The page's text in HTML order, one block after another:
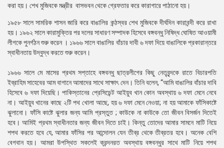
করা হয়। শেখ মুজিবকে মন্ত্রীর বাসভবন থেকে গ্রেফতার করে কারাগারে পাঠানো হয়।
১৯৫৮ সালে সামরিক শাসন জারি করে বাঙালির কন্ঠস্বর শেখ মুজিবকে দীর্ঘদিন কারাবন্দী করে রাখা
হয়। ১৯৬২ সালে কারামুক্তির পর দলের সাধারণ সম্পাদক হিসেবে বঙ্গবন্ধু নিষিদ্ধ ঘোষিত আওয়ামী
লীগকে পুনর্গঠন শুরু করেন । ১৯৬৬ সালে বাঙালির বাঁচার দাবী ৬ দফা দিয়ে বাঙালিকে প্রকারান্তরে
স্বাধীনতায় উদ্বুদ্ধ করতে শুরু করেন।
১৯৬৬ সালে মে মাসের প্রথম সপ্তাহে বঙ্গবন্ধু ছাত্রলীগের কিছু নেতৃবৃন্দকে রাতে বিচারপতি
ইব্রাহিম সাহেবের আম বাগানে আমাদের সাথে সাক্ষাৎ দেন। তিনি বলেন, “আমি বাঙালির বাঁচার দাবি
হিসেবে ৬ দফা দিয়েছি। পাকিস্তানের প্রেসিডেন্ট আইয়ুব খান কোন অবস্থায় ৬ দফা মেনে নেবে
না। আইয়ুব খানের কাছে ২টি পথ খোলা আছে, হয় ৬ দফা মেনে নেওয়া; না হয় আমাকে ফাঁসিকাষ্টে
ঝুলানো। ফাঁসি কাষ্টে ঝুলার জন্য আমি প্রস্তুত ; কাউকে না কাউকে তো জীবন বিসর্জন দিতেই
হবে। আমিই প্রথম স্বাধীনতার জন্য জীবন দিতে চাই। কিন্তু তোদের আমার সামনে মাটি নিয়ে
শপথ করতে হবে যে, আমার ফাঁসির পর আন্দোলন যেন তীব্র থেকে তীব্রতর হবে। অনেক বেশি
বেগবান হয়। আমরা উপস্থিত সকলেই ক্রন্দনরত অবস্থায় বঙ্গবন্ধুর সাথে মাটি নিয়ে শপথ